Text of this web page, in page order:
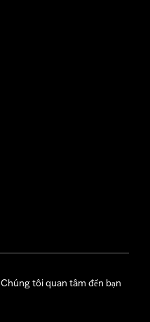
Chúng tôi quan tâm đến bạn